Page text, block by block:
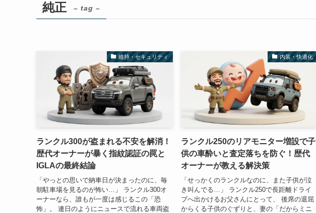
純正 – tag –
維持・セキュリティ
ランクル300が盗まれる不安を解消！
歴代オーナーが暴く指紋認証の罠と
IGLAの最終結論
「やっとの思いで納車日が決まったのに、毎
朝駐車場を見るのが怖い…」 ランクル300オ
ーナーなら、誰もが一度は感じるこの「恐
怖」。 連日のようにニュースで流れる車両盗
内装・快適化
ランクル250のリアモニター増設で子
供の車酔いと査定落ちを防ぐ！歴代
オーナーが教える解決策
「せっかくのランクルなのに、また子供が泣
き叫んでる…」 ランクル250で長距離ドライ
ブへ出かけるお父さんにとって、 後席の退屈
からくる子供のぐずりと、妻の「だからミニ